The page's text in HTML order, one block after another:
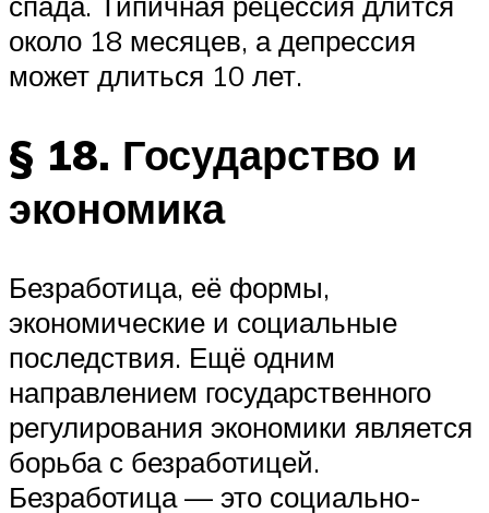
около 18 месяцев, а депрессия
может длиться 10 лет.
§ 18. Государство и
экономика
Безработица, её формы,
экономические и социальные
последствия. Ещё одним
направлением государственного
регулирования экономики является
борьба с безработицей.
Безработица — это социально-